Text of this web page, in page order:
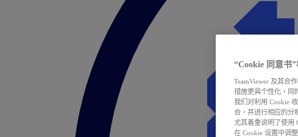
“Cookie 同意书
TeamViewer 及其合
措施更具个性化，同
我们对利用 Cookie
合，并进行相应的分
尤其着重说明了使用
在 Cookie 设置中调